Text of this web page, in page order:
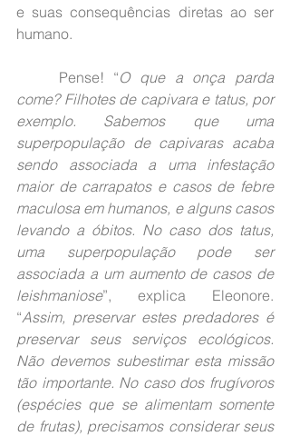
e suas consequências diretas ao ser
humano.
	Pense! “
O que a onça parda
come? Filhotes de capivara e tatus, por
exemplo. Sabemos que uma
superpopulação de capivaras acaba
sendo associada a uma infestação
maior de carrapatos e casos de febre
maculosa em humanos, e alguns casos
levando a óbitos. No caso dos tatus,
uma superpopulação pode ser
associada a um aumento de casos de
leishmaniose”, explica Eleonore.
“Assim, preservar estes predadores é
preservar seus serviços ecológicos.
Não devemos subestimar esta missão
tão importante. No caso dos frugívoros
(espécies que se alimentam somente
de frutas), precisamos considerar seus